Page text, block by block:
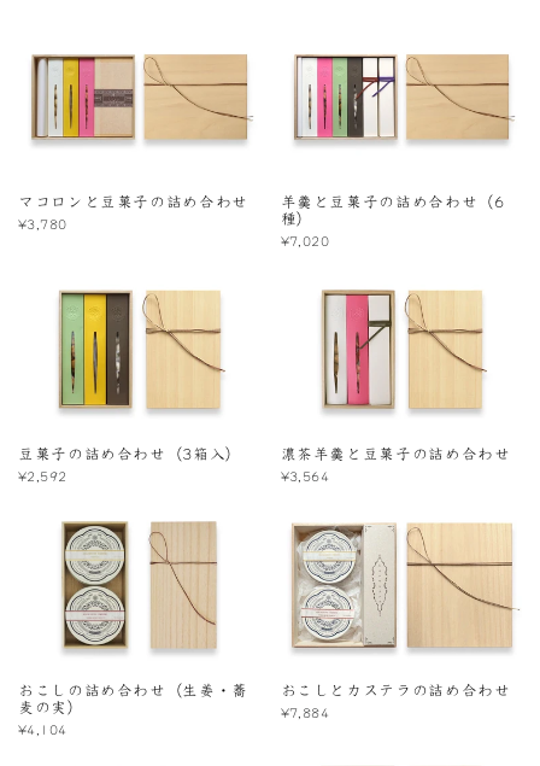
マコロンと豆菓子の詰め合わせ
¥3,780
羊羹と豆菓子の詰め合わせ（6
種）
¥7,020
豆菓子の詰め合わせ（3箱入）
¥2,592
濃茶羊羹と豆菓子の詰め合わせ
¥3,564
おこしの詰め合わせ（生姜・蕎
麦の実）
¥4,104
おこしとカステラの詰め合わせ
¥7,884